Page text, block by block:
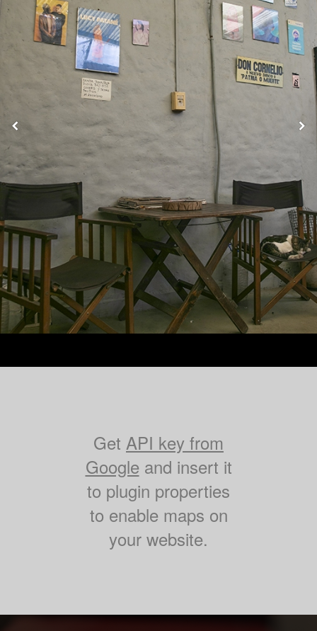
Get API key from
Googleand insert it
to plugin properties
to enable maps on
your website.